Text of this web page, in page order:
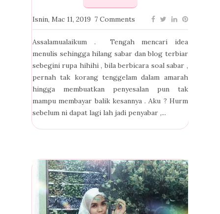
Isnin, Mac 11, 2019 7 Comments
Assalamualaikum . Tengah mencari idea
menulis sehingga hilang sabar dan blog terbiar
sebegini rupa hihihi , bila berbicara soal sabar ,
pernah tak korang tenggelam dalam amarah
hingga membuatkan penyesalan pun tak
mampu membayar balik kesannya . Aku ? Hurm
sebelum ni dapat lagi lah jadi penyabar ,...